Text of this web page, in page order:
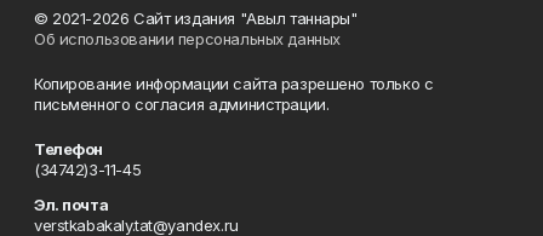
© 2021-2026 Сайт издания "Авыл таннары"
Об использовании персональных данных
Копирование информации сайта разрешено только с
письменного согласия администрации.
Телефон
(34742)3-11-45
Эл. почта
verstkabakaly.tat@yandex.ru